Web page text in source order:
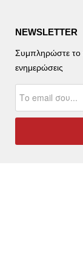
NEWSLETTER
Συμπληρώστε το
ενημερώσεις